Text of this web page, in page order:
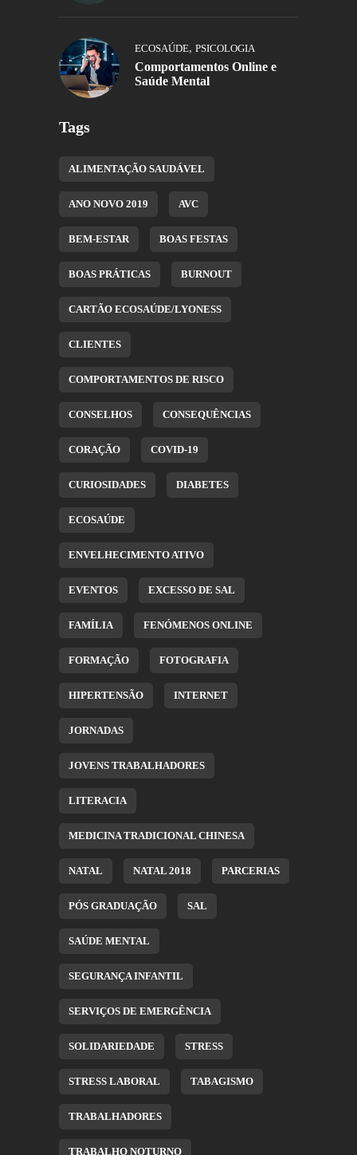
ECOSAÚDE, PSICOLOGIA
Comportamentos Online e
Saúde Mental
Tags
ALIMENTAÇÃO SAUDÁVEL
ANO NOVO 2019 AVC
BEM-ESTAR BOAS FESTAS
BOAS PRÁTICAS BURNOUT
CARTÃO ECOSAÚDE/LYONESS
CLIENTES
COMPORTAMENTOS DE RISCO
CONSELHOS CONSEQUÊNCIAS
CORAÇÃO COVID-19
CURIOSIDADES DIABETES
ECOSAÚDE
ENVELHECIMENTO ATIVO
EVENTOS EXCESSO DE SAL
FAMÍLIA FENÓMENOS ONLINE
FORMAÇÃO FOTOGRAFIA
HIPERTENSÃO INTERNET
JORNADAS
JOVENS TRABALHADORES
LITERACIA
MEDICINA TRADICIONAL CHINESA
NATAL NATAL 2018 PARCERIAS
PÓS GRADUAÇÃO SAL
SAÚDE MENTAL
SEGURANÇA INFANTIL
SERVIÇOS DE EMERGÊNCIA
SOLIDARIEDADE STRESS
STRESS LABORAL TABAGISMO
TRABALHADORES
TRABALHO NOTURNO